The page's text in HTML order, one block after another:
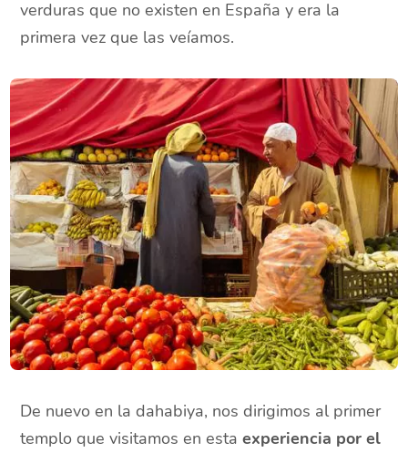
verduras que no existen en España y era la
primera vez que las veíamos.
De nuevo en la dahabiya, nos dirigimos al primer
templo que visitamos en estaexperiencia por el